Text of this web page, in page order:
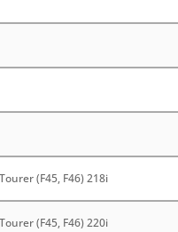
(F45, F46) 218i
(F45, F46) 220i